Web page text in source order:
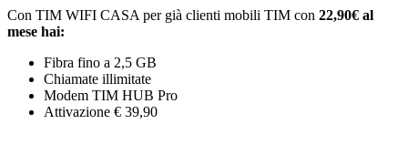
Con TIM WIFI CASA per già clienti mobili TIM con 22,90€ al
mese hai:
Fibra fino a 2,5 GB
Chiamate illimitate
Modem TIM HUB Pro
Attivazione € 39,90